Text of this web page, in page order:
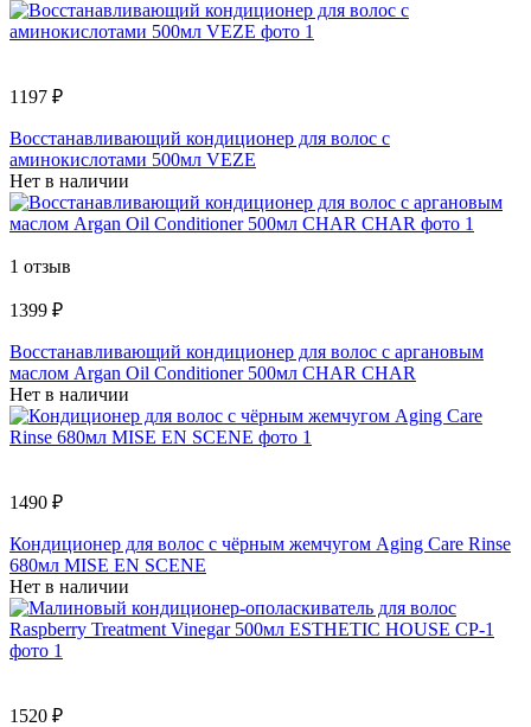
1197 ₽
Восстанавливающий кондиционер для волос с
аминокислотами 500мл VEZE
Нет в наличии
1 отзыв
1399 ₽
Восстанавливающий кондиционер для волос с аргановым
маслом Argan Oil Conditioner 500мл СHAR CHAR
Нет в наличии
1490 ₽
Кондиционер для волос с чёрным жемчугом Aging Care Rinse
680мл MISE EN SCENE
Нет в наличии
1520 ₽